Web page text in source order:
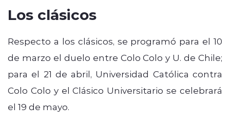
Los clásicos
Respecto a los clásicos, se programó para el 10
de marzo el duelo entre Colo Colo y U. de Chile;
para el 21 de abril, Universidad Católica contra
Colo Colo y el Clásico Universitario se celebrará
el 19 de mayo.